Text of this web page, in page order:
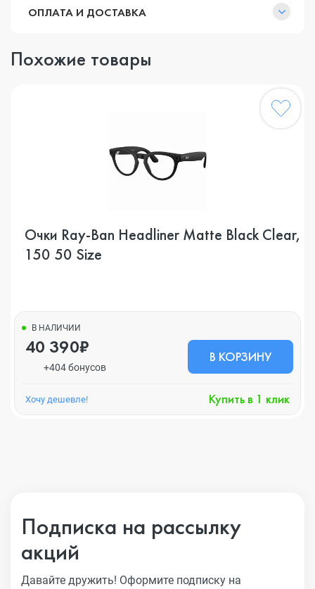
ОПЛАТА И ДОСТАВКА
Похожие товары
Очки Ray-Ban Headliner Matte Black Clear,
150 50 Size
В НАЛИЧИИ
40 390₽
+404 бонусов
В КОРЗИНУ
Хочу дешевле! Купить в 1 клик
Подписка на рассылку
акций
Давайте дружить! Оформите подписку на